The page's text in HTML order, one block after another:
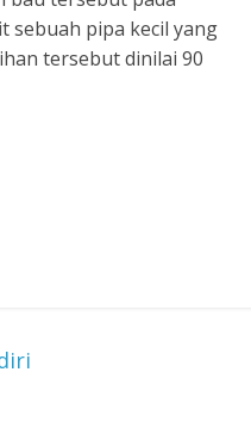
sebuah pipa kecil yang
tersebut dinilai 90